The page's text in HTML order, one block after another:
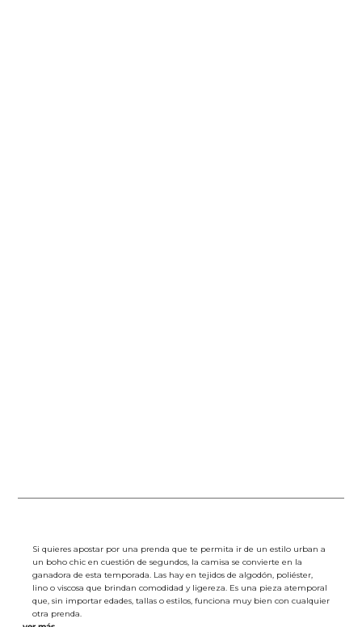
Si quieres apostar por una prenda que te permita ir de un estilo urban a
un boho chic en cuestión de segundos, la camisa se convierte en la
ganadora de esta temporada. Las hay en tejidos de algodón, poliéster,
lino o viscosa que brindan comodidad y ligereza. Es una pieza atemporal
que, sin importar edades, tallas o estilos, funciona muy bien con cualquier
otra prenda.